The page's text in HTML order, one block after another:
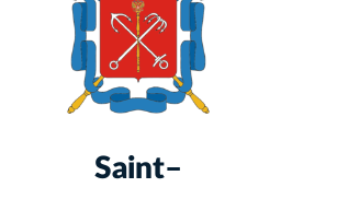
Saint–